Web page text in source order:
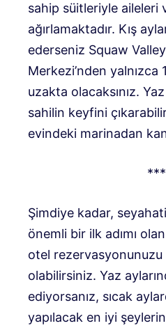
sahip süitleriyle aileleri
ağırlamaktadır. Kış
ederseniz Squaw
Merkezi’nden yalnızca
uzakta olacaksınız.
sahilin keyfini
evindeki marinadan
***
Şimdiye kadar,
önemli bir ilk adımı
otel rezervasyonunuzu
olabilirsiniz. Yaz
ediyorsanız, sıcak
yapılacak en iyi